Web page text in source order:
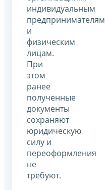
индивидуальным
предпринимателям
и
физическим
лицам.
При
этом
ранее
полученные
документы
сохраняют
юридическую
силу и
переоформления
не
требуют.